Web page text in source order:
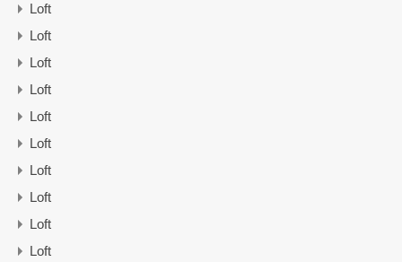
Loft
Loft
Loft
Loft
Loft
Loft
Loft
Loft
Loft
Loft